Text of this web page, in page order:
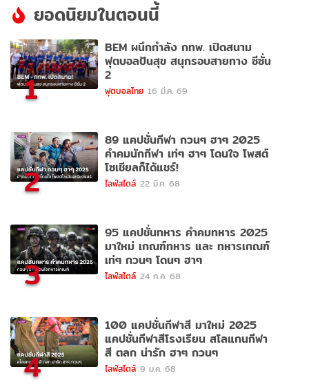
ยอดนิยมในตอนนี้
1
BEM ผนึกกำลัง กทพ. เปิดสนาม
ฟุตบอลปันสุข สนุกรอบสายทาง ซีซั่น
2
ฟุตบอลไทย 16 มี.ค. 69
2
89 แคปชั่นกีฬา กวนๆ ฮาๆ 2025
คำคมนักกีฬา เท่ๆ ฮาๆ โดนใจ โพสต์
โซเชียลก็ได้แชร์!
ไลฟ์สไตล์ 22 มี.ค. 68
3
95 แคปชั่นทหาร คำคมทหาร 2025
มาใหม่ เกณฑ์ทหาร และ ทหารเกณฑ์
เท่ๆ กวนๆ โดนๆ ฮาๆ
ไลฟ์สไตล์ 24 ก.ค. 68
4
100 แคปชั่นกีฬาสี มาใหม่ 2025
แคปชั่นกีฬาสีโรงเรียน สโลแกนกีฬา
สี ตลก น่ารัก ฮาๆ กวนๆ
ไลฟ์สไตล์ 9 ม.ค. 68